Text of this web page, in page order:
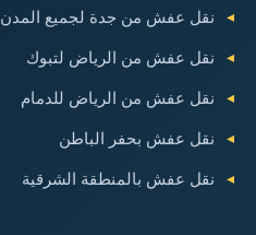
نقل عفش من جدة لجميع المدن
نقل عفش من الرياض لتبوك
نقل عفش من الرياض للدمام
نقل عفش بحفر الباطن
نقل عفش بالمنطقة الشرقية